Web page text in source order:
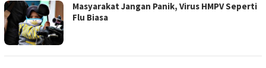
Masyarakat Jangan Panik, Virus HMPV Seperti
Flu Biasa